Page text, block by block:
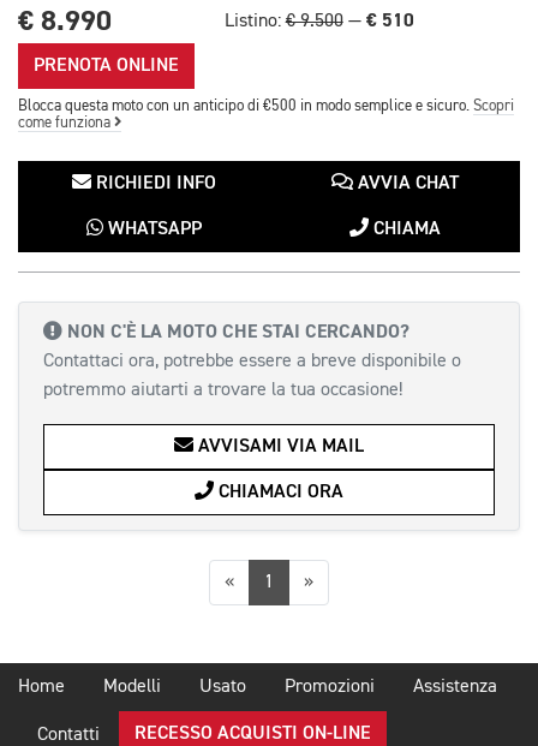
€ 8.990 Listino:€ 9.500 — € 510
PRENOTA ONLINE
Blocca questa moto con un anticipo di €500 in modo semplice e sicuro. Scopri
come funziona
RICHIEDI INFO AVVIA CHAT
WHATSAPP CHIAMA
NON C'È LA MOTO CHE STAI CERCANDO?
Contattaci ora, potrebbe essere a breve disponibile o
potremmo aiutarti a trovare la tua occasione!
AVVISAMI VIA MAIL
CHIAMACI ORA
«Precedente
1 »Successiva
Home Modelli Usato Promozioni Assistenza
Contatti RECESSO ACQUISTI ON-LINE